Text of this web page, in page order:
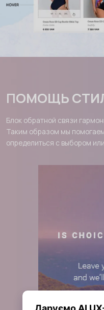
ПОМОЩЬ
Блок обратной связи
Таким образом мы
определиться с выбором